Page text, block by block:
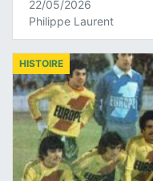
22/05/2026
Philippe Laurent
HISTOIRE